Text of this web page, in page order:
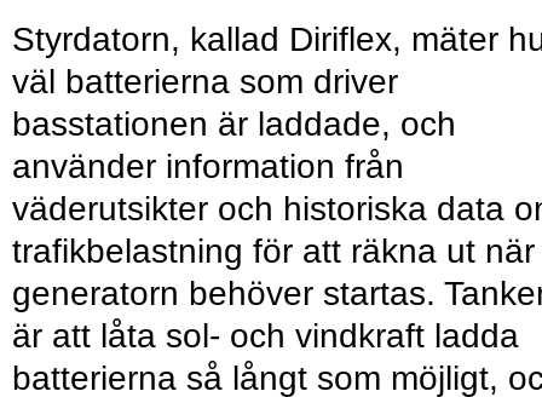
Styrdatorn, kallad Diriflex, mäter
väl batterierna som driver
basstationen är laddade, och
använder information från
väderutsikter och historiska data
trafikbelastning för att räkna ut när
generatorn behöver startas.
är att låta sol- och vindkraft ladda
batterierna så långt som möjligt,